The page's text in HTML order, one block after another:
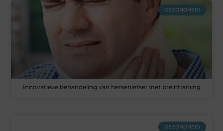
GEZONDHEID
Innovatieve behandeling van hersenletsel met breintraining
GEZONDHEID